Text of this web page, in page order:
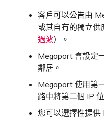
客戶可以公告由
或其自有的獨立供
過濾）。
Megaport 會設定
鄰居。
Megaport 使用第
路中將第二個 IP
您可以選擇性提供